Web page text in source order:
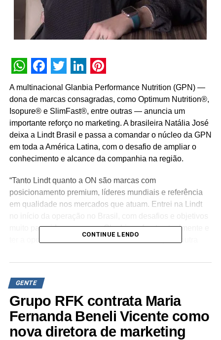
WhatsApp
Facebook
Twitter
LinkedIn
Pinterest
A multinacional Glanbia Performance Nutrition (GPN) —
dona de marcas consagradas, como Optimum Nutrition®,
Isopure® e SlimFast®, entre outras — anuncia um
importante reforço no marketing. A brasileira Natália José
deixa a Lindt Brasil e passa a comandar o núcleo da GPN
em toda a América Latina, com o desafio de ampliar o
conhecimento e alcance da companhia na região.
“Tanto Lindt quanto a ON são marcas com
posicionamento premium, líderes mundiais e referência
em qualidade nos mercados que atuam. Entrei na Lindt
no início da operação no Brasil, com desafios e objetivos
muito parecidos aos que a Glanbia enfrenta atualmente e
ter a oportunidade de fazer isso novamente para outra
Latina, num mercado com enorme potencial de
movido a desafios”, detalha Natália.
Com ampla experiência nos mercados de bens de
consumo rápido (AB-Inbev e Lindt) e esportes e
entretenimento (Allianz Parque), a nova diretora de
CONTINUE LENDO
GENTE
Grupo RFK contrata Maria
Fernanda Beneli Vicente como
nova diretora de marketing